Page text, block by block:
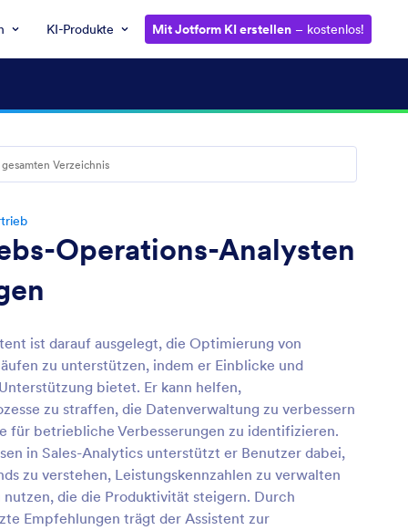
KI-Produkte Mit Jotform KI erstellen – kostenlos!
Operations-Analysten
ist darauf ausgelegt, die Optimierung von
zu unterstützen, indem er Einblicke und
bietet. Er kann helfen,
zu straffen, die Datenverwaltung zu verbessern
für betriebliche Verbesserungen zu identifizieren.
in Sales-Analytics unterstützt er Benutzer dabei,
zu verstehen, Leistungskennzahlen zu verwalten
nutzen, die die Produktivität steigern. Durch
Empfehlungen trägt der Assistent zur